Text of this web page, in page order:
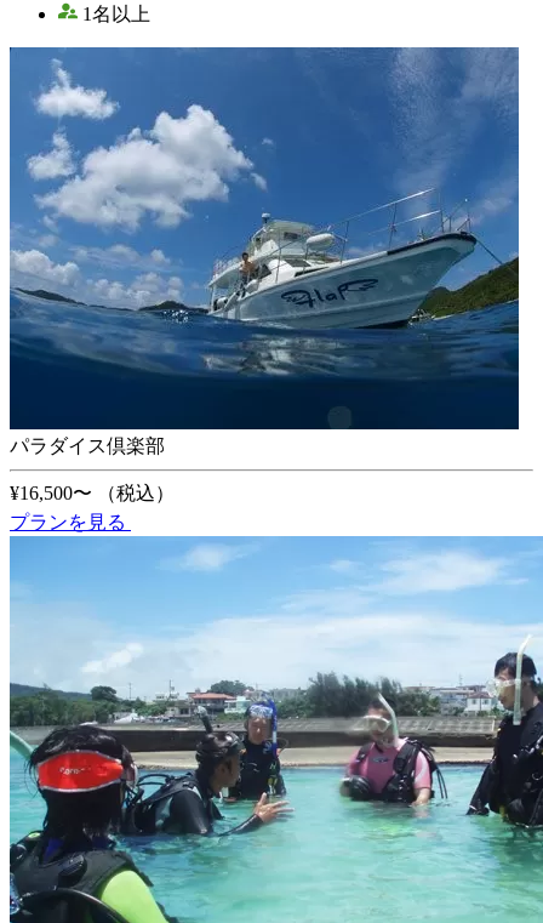
1名以上
パラダイス倶楽部
¥16,500〜
（税込）
プランを見る